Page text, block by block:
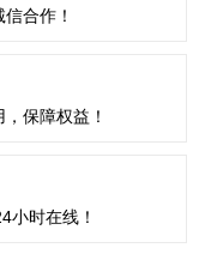
合作！
保障权益！
小时在线！